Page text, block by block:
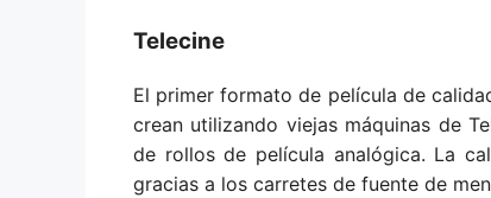
Telecine
El primer formato de película de
crean utilizando viejas máquinas de
de rollos de película analógica. La
gracias a los carretes de fuente de